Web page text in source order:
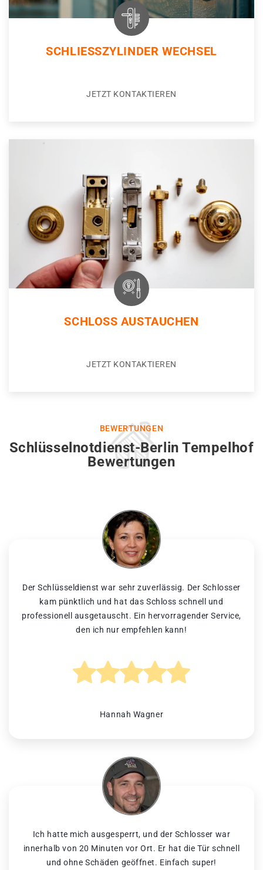
SCHLIESSZYLINDER WECHSEL
JETZT KONTAKTIEREN
SCHLOSS AUSTAUCHEN
JETZT KONTAKTIEREN
BEWERTUNGEN
Schlüsselnotdienst-Berlin Tempelhof
Bewertungen
Der Schlüsseldienst war sehr zuverlässig. Der Schlosser
kam pünktlich und hat das Schloss schnell und
professionell ausgetauscht. Ein hervorragender Service,
den ich nur empfehlen kann!
Hannah Wagner
Ich hatte mich ausgesperrt, und der Schlosser war
innerhalb von 20 Minuten vor Ort. Er hat die Tür schnell
und ohne Schäden geöffnet. Einfach super!